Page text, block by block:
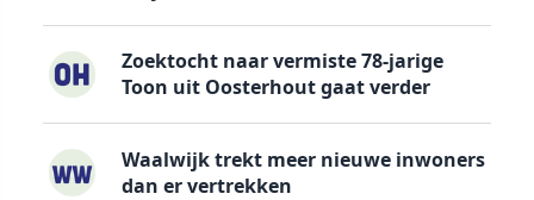
Zoektocht naar vermiste 78-jarige
Toon uit Oosterhout gaat verder
Waalwijk trekt meer nieuwe inwoners
dan er vertrekken